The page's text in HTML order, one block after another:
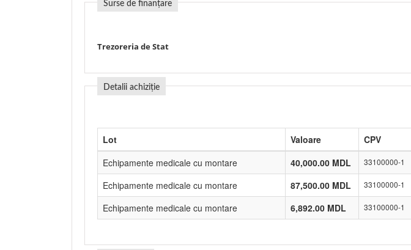
Surse de finanțare
Trezoreria de Stat
Detalii achiziție
Lot Valoare CPV
Echipamente medicale cu montare
40,000.00 MDL 33100000-1
Echipamente medicale cu montare 87,500.00 MDL 33100000-1
Echipamente medicale cu montare 6,892.00 MDL 33100000-1